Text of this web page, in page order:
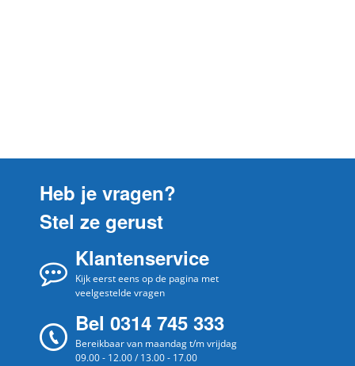
Heb je vragen?
Stel ze gerust
Klantenservice
Kijk eerst eens op de pagina met
veelgestelde vragen
Bel 0314 745 333
Bereikbaar van maandag t/m vrijdag
09.00 - 12.00 / 13.00 - 17.00